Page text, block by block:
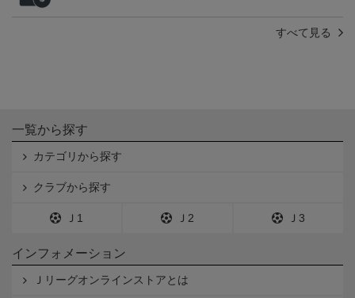
すべて見る
一覧から探す
カテゴリから探す
クラブから探す
Ｊ1 Ｊ2 Ｊ3
インフォメーション
Ｊリーグオンラインストアとは